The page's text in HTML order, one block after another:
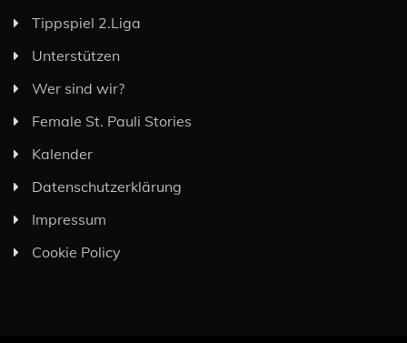
Tippspiel 2.Liga
Unterstützen
Wer sind wir?
Female St. Pauli Stories
Kalender
Datenschutzerklärung
Impressum
Cookie Policy